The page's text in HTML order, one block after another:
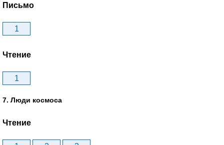
Письмо
1
Чтение
1
7. Люди космоса
Чтение